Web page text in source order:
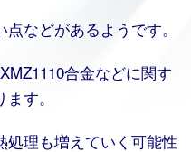
などがあるようです。
合金などに関す
す。
理も増えていく可能性